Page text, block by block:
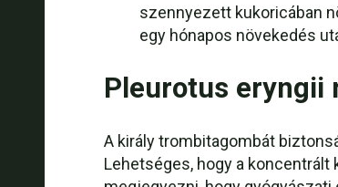
szennyezett kukoricában
egy hónapos növekedés
Pleurotus eryngii
A király trombitagombát
Lehetséges, hogy a